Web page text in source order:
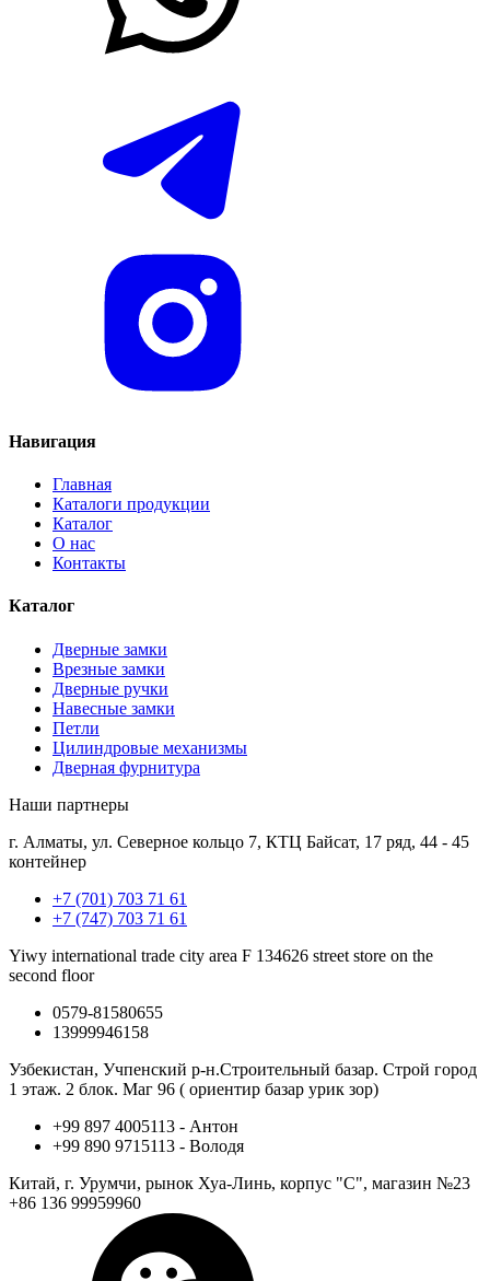
Навигация
Главная
Каталоги продукции
Каталог
О нас
Контакты
Каталог
Дверные замки
Врезные замки
Дверные ручки
Навесные замки
Петли
Цилиндровые механизмы
Дверная фурнитура
Наши партнеры
г. Алматы, ул. Северное кольцо 7, КТЦ Байсат, 17 ряд, 44 - 45
контейнер
+7 (701) 703 71 61
+7 (747) 703 71 61
Yiwy international trade city area F 134626 street store on the
second floor
0579-81580655
13999946158
Узбекистан, Учпенский р-н.Строительный базар. Строй город
1 этаж. 2 блок. Маг 96 ( ориентир базар урик зор)
+99 897 4005113 - Антон
+99 890 9715113 - Володя
Китай, г. Урумчи, рынок Хуа-Линь, корпус "С", магазин №23
+86 136 99959960